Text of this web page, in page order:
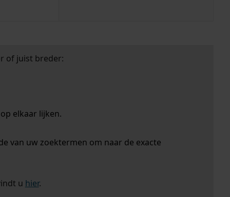
of juist breder:
elkaar lijken.
van uw zoektermen om naar de exacte
u hier.